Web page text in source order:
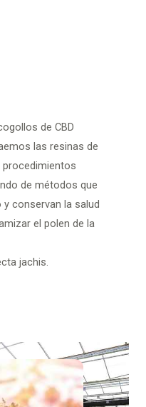
de CBD
las resinas de
de métodos que
conservan la salud
el polen de la
jachis.